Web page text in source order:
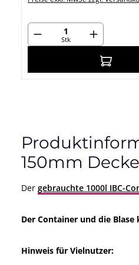
Produkt Anzahl:
Stk
In den
150mm
Der gebrauchte 1000l IBC-
Der Container und die
Hinweis für Vielnutzer: